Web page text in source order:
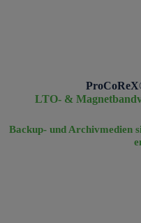
LTO- &
Backup- und Archivmedien